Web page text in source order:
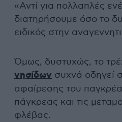
«Αντί για πολλαπλές
διατηρήσουμε όσο το
ειδικός στην
Όμως, δυστυχώς, το
νησίδων συχνά οδηγεί
αφαίρεσης του
πάγκρεας και τις
φλέβας.